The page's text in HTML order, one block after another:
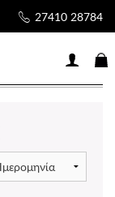
27410 28784